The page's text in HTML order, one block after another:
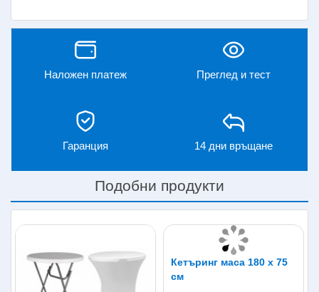
Наложен платеж Преглед и тест
Гаранция 14 дни връщане
Подобни продукти
Кетъринг маса 180 x 75
см